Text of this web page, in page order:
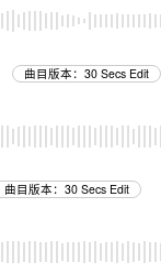
曲目版本：30 Secs Edit
曲目版本：30 Secs Edit